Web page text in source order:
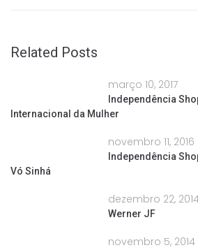
Related Posts
março 10, 2017
Independência
Internacional da Mulher
novembro 11, 2016
Independência
Vó Sinhá
dezembro 22,
Werner JF
novembro 5, 2014